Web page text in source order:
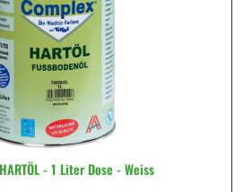
- 1 Liter Dose - Weiss